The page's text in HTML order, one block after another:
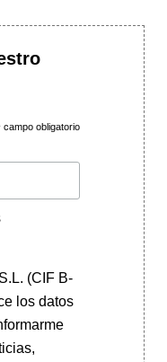
campo obligatorio
(CIF B-
los datos